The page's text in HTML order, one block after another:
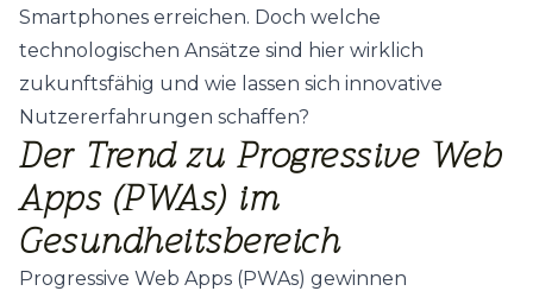
Smartphones erreichen. Doch welche
technologischen Ansätze sind hier wirklich
zukunftsfähig und wie lassen sich innovative
Nutzererfahrungen schaffen?
Der Trend zu Progressive Web
Apps (PWAs) im
Gesundheitsbereich
Progressive Web Apps (PWAs) gewinnen